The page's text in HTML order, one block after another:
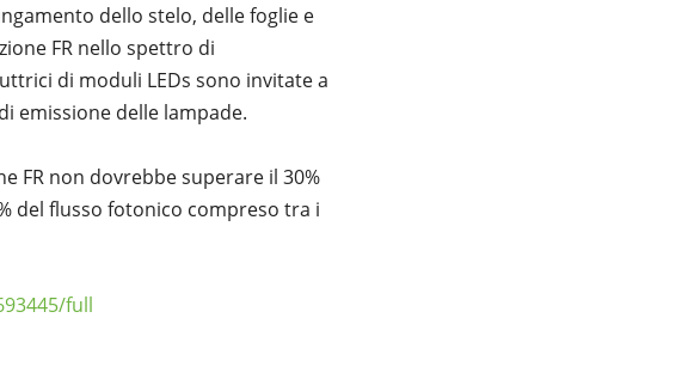
dello stelo, delle foglie e
FR nello spettro di
di moduli LEDs sono invitate a
emissione delle lampade.
FR non dovrebbe superare il 30%
del flusso fotonico compreso tra i
full